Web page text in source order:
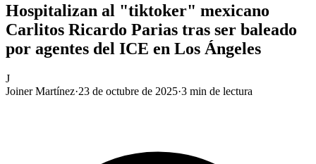
Hospitalizan al "tiktoker" mexicano
Carlitos Ricardo Parias tras ser baleado
por agentes del ICE en Los Ángeles
J
Joiner Martínez·23 de octubre de 2025·3 min de lectura